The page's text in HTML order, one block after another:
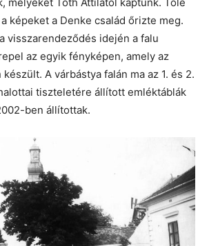
képeket a Denke család őrizte meg.
visszarendeződés idején a falu
az egyik fényképen, amely az
A várbástya falán ma az 1. és 2.
tiszteletére állított emléktáblák
ben állítottak.